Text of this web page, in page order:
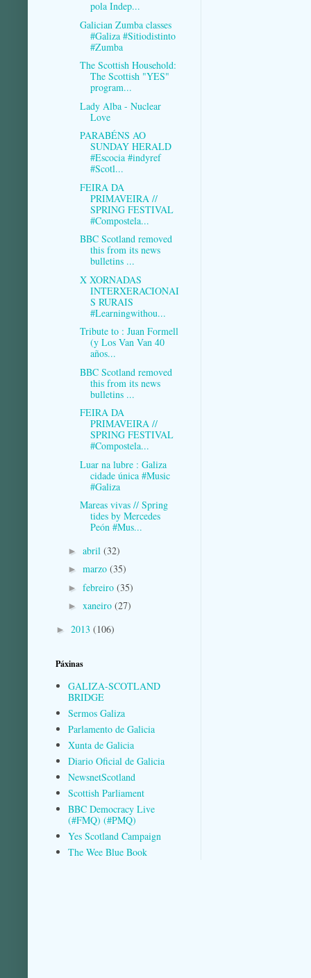
pola Indep...
Galician Zumba classes
#Galiza #Sitiodistinto
#Zumba
The Scottish Household:
The Scottish "YES"
program...
Lady Alba - Nuclear
Love
PARABÉNS AO
SUNDAY HERALD
#Escocia #indyref
#Scotl...
FEIRA DA
PRIMAVEIRA //
SPRING FESTIVAL
#Compostela...
BBC Scotland removed
this from its news
bulletins ...
X XORNADAS
INTERXERACIONAI
S RURAIS
#Learningwithou...
Tribute to : Juan Formell
(y Los Van Van 40
años...
BBC Scotland removed
this from its news
bulletins ...
FEIRA DA
PRIMAVEIRA //
SPRING FESTIVAL
#Compostela...
Luar na lubre : Galiza
cidade única #Music
#Galiza
Mareas vivas // Spring
tides by Mercedes
Peón #Mus...
► abril (32)
► marzo (35)
► febreiro (35)
► xaneiro (27)
► 2013 (106)
Páxinas
GALIZA-SCOTLAND
BRIDGE
Sermos Galiza
Parlamento de Galicia
Xunta de Galicia
Diario Oficial de Galicia
NewsnetScotland
Scottish Parliament
BBC Democracy Live
(#FMQ) (#PMQ)
Yes Scotland Campaign
The Wee Blue Book